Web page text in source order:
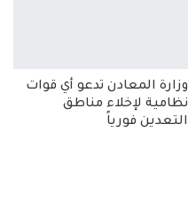
وزارة المعادن تدعو أي قوات
نظامية لإخلاء مناطق
التعدين فورياً